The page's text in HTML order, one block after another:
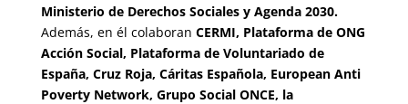
Ministerio de Derechos Sociales y Agenda 2030.
Además, en él colaboran CERMI, Plataforma de ONG
Acción Social, Plataforma de Voluntariado de
España, Cruz Roja, Cáritas Española, European Anti
Poverty Network, Grupo Social ONCE, la